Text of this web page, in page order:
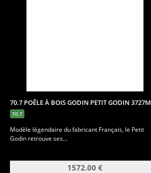
70.7 POÊLE À BOIS GODIN PETIT GODIN 3727M
70.7
Modèle légendaire du fabricant Français, le Petit
Godin retrouve ses...
1572.00 €